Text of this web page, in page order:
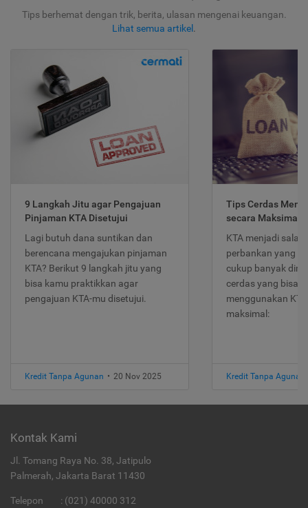
Tips berhemat dengan trik, berita, ulasan mengenai keuangan.
Lihat semua artikel .
9 Langkah Jitu agar Pengajuan
Pinjaman KTA Disetujui
Lagi butuh dana suntikan dan
berencana mengajukan pinjaman
KTA? Berikut 9 langkah jitu yang
bisa kamu praktikkan agar
pengajuan KTA-mu disetujui.
Kredit Tanpa Agunan • 20 Nov 2025
Tips Cerdas
secara Maksimal
KTA menjadi
perbankan yang
cukup banyak
cerdas yang bisa
menggunakan
maksimal:
Kredit Tanpa Agunan
Kontak Kami
Jl. Tomang Raya No. 38, Jatipulo
Palmerah, Jakarta Barat 11430
Telepon : (021) 40000 312